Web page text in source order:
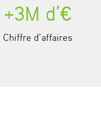
+3M d’€
Chiffre d’affaires